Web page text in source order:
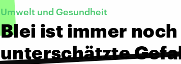
Umwelt und Gesundheit
Blei ist immer noch
unterschätzte